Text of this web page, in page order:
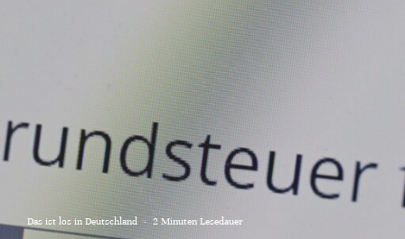
Das ist los in Deutschland · 2 Minuten Lesedauer